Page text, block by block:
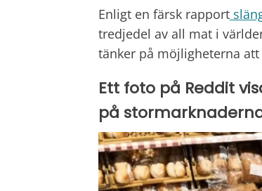
Enligt en färsk rapport
tredjedel av all mat i
tänker på möjligheterna
Ett foto på Reddit
på